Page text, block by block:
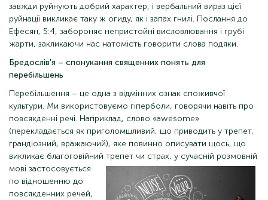
завжди руйнують добрий характер, і вербальний вираз цієї
руйнації викликає таку ж огиду, як і запах гнилі. Послання до
Ефесян, 5:4, забороняє непристойні висловлювання і грубі
жарти, закликаючи нас натомість говорити слова подяки.
Бредослів'я – спонукання священних понять для
перебільшень
Перебільшення – це одна з відмінних ознак споживчої
культури. Ми використовуємо гіперболи, говорячи навіть про
повсякденні речі. Наприклад, слово «awesome»
(перекладається як приголомшливий, що приводить у трепет,
грандіозний, вражаючий), яке повинно описувати щось, що
викликає благоговійний трепет чи страх, у сучасній розмовній
мові застосовується
по відношенню до
повсякденних речей,